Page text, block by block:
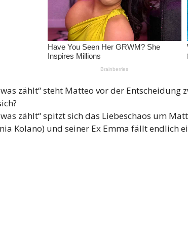
zählt“ steht Matteo vor der
zählt“ spitzt sich das Liebeschaos um
Kolano) und seiner Ex Emma fällt endlich